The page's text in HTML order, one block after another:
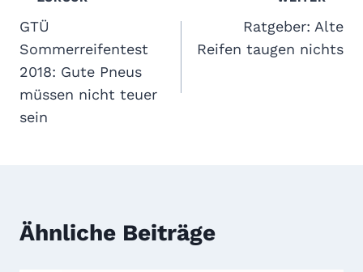
GTÜ
Sommerreifentest
2018: Gute Pneus
müssen nicht teuer
sein
Ratgeber: Alte
Reifen taugen nichts
Ähnliche Beiträge